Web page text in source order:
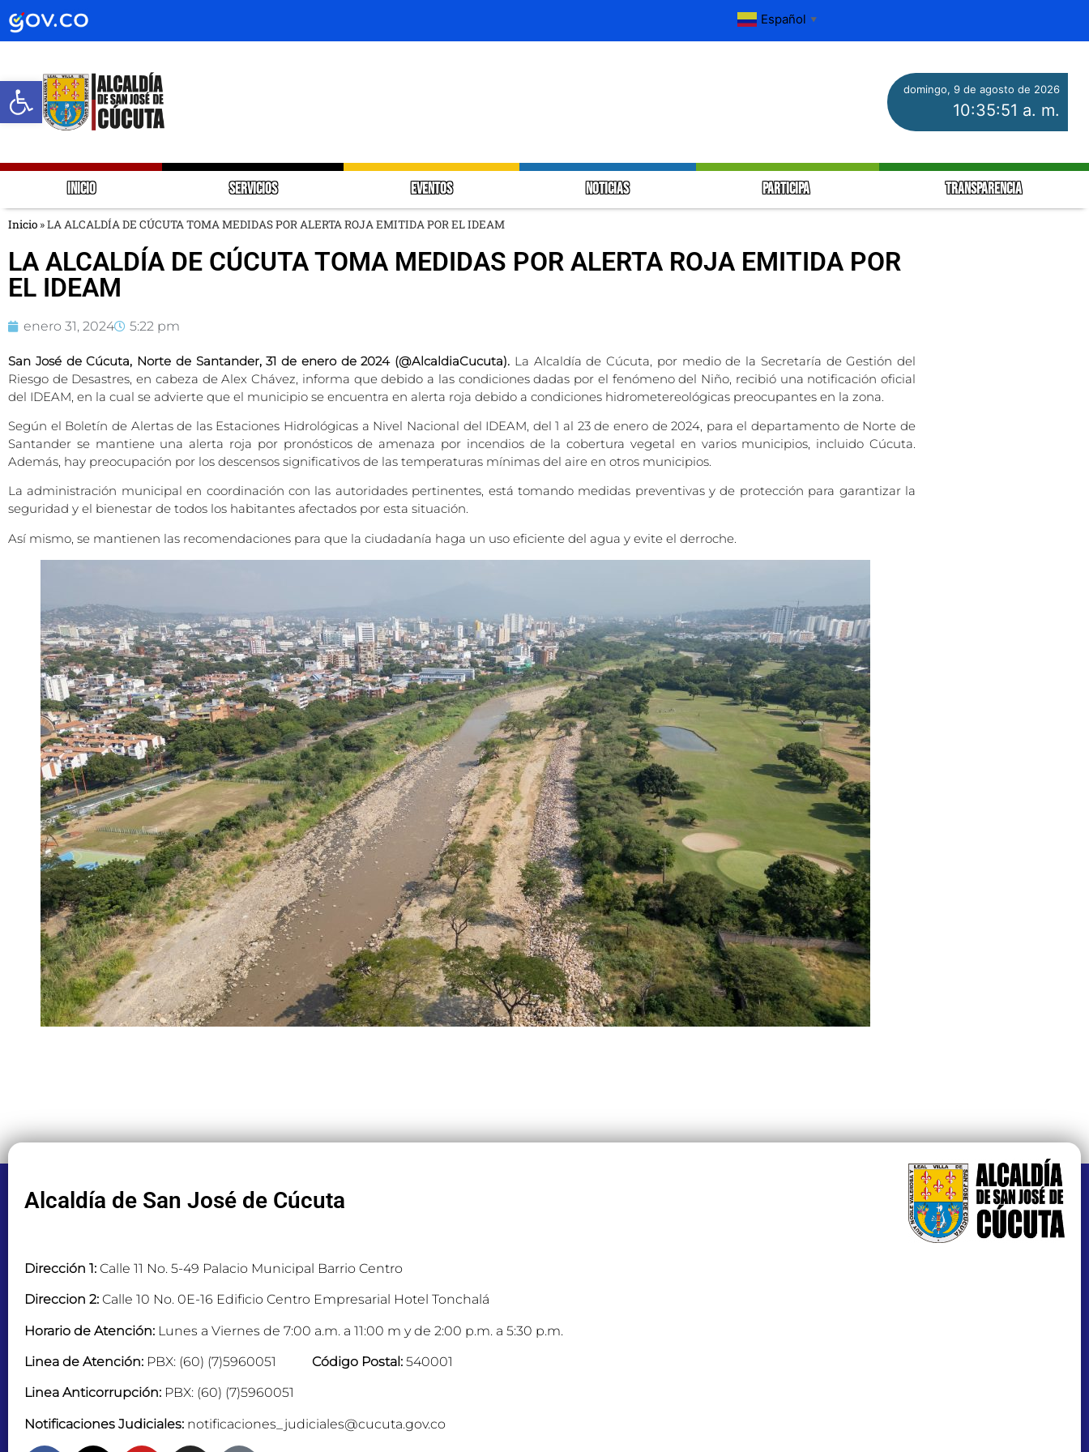
Abrir barra de herramientas
Español ▼
domingo, 9 de agosto de 2026
10:35:52 a. m.
INICIO SERVICIOS EVENTOS NOTICIAS PARTICIPA TRANSPARENCIA
Inicio »LA ALCALDÍA DE CÚCUTA TOMA MEDIDAS POR ALERTA ROJA EMITIDA POR EL IDEAM
LA ALCALDÍA DE CÚCUTA TOMA MEDIDAS POR ALERTA ROJA EMITIDA POR
EL IDEAM
enero 31, 2024 5:22 pm
San José de Cúcuta, Norte de Santander, 31 de enero de 2024 (@AlcaldiaCucuta). La Alcaldía de Cúcuta, por medio de la Secretaría de Gestión del
Riesgo de Desastres, en cabeza de Alex Chávez, informa que debido a las condiciones dadas por el fenómeno del Niño, recibió una notificación oficial
del IDEAM, en la cual se advierte que el municipio se encuentra en alerta roja debido a condiciones hidrometereológicas preocupantes en la zona.
Según el Boletín de Alertas de las Estaciones Hidrológicas a Nivel Nacional del IDEAM, del 1 al 23 de enero de 2024, para el departamento de Norte de
Santander se mantiene una alerta roja por pronósticos de amenaza por incendios de la cobertura vegetal en varios municipios, incluido Cúcuta.
Además, hay preocupación por los descensos significativos de las temperaturas mínimas del aire en otros municipios.
La administración municipal en coordinación con las autoridades pertinentes, está tomando medidas preventivas y de protección para garantizar la
seguridad y el bienestar de todos los habitantes afectados por esta situación.
Así mismo, se mantienen las recomendaciones para que la ciudadanía haga un uso eficiente del agua y evite el derroche.
Alcaldía de San José de Cúcuta
Dirección 1: Calle 11 No. 5-49 Palacio Municipal Barrio Centro
Direccion 2: Calle 10 No. 0E-16 Edificio Centro Empresarial Hotel Tonchalá
Horario de Atención: Lunes a Viernes de 7:00 a.m. a 11:00 m y de 2:00 p.m. a 5:30 p.m.
Linea de Atención: PBX: (60) (7)5960051 Código Postal: 540001
Linea Anticorrupción: PBX: (60) (7)5960051
Notificaciones Judiciales: notificaciones_judiciales@cucuta.gov.co